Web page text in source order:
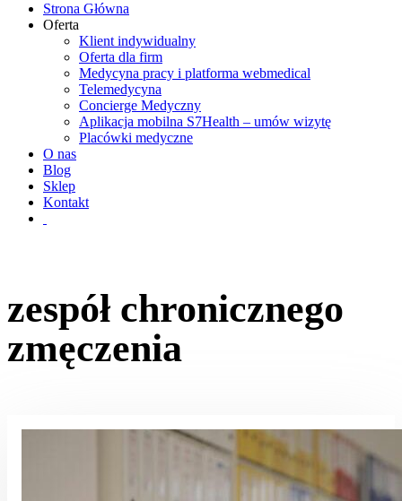
Strona Główna
Oferta
Klient indywidualny
Oferta dla firm
Medycyna pracy i platforma webmedical
Telemedycyna
Concierge Medyczny
Aplikacja mobilna S7Health – umów wizytę
Placówki medyczne
O nas
Blog
Sklep
Kontakt
zespół chronicznego
zmęczenia